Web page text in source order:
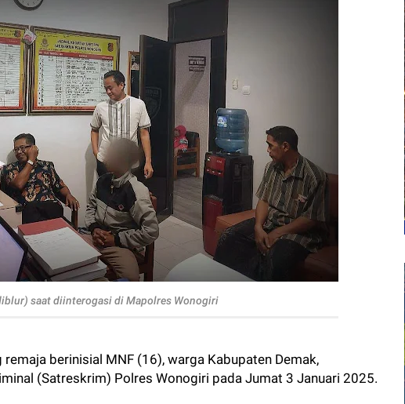
saat diinterogasi di Mapolres Wonogiri
remaja berinisial MNF (16), warga Kabupaten Demak,
(Satreskrim) Polres Wonogiri pada Jumat 3 Januari 2025.